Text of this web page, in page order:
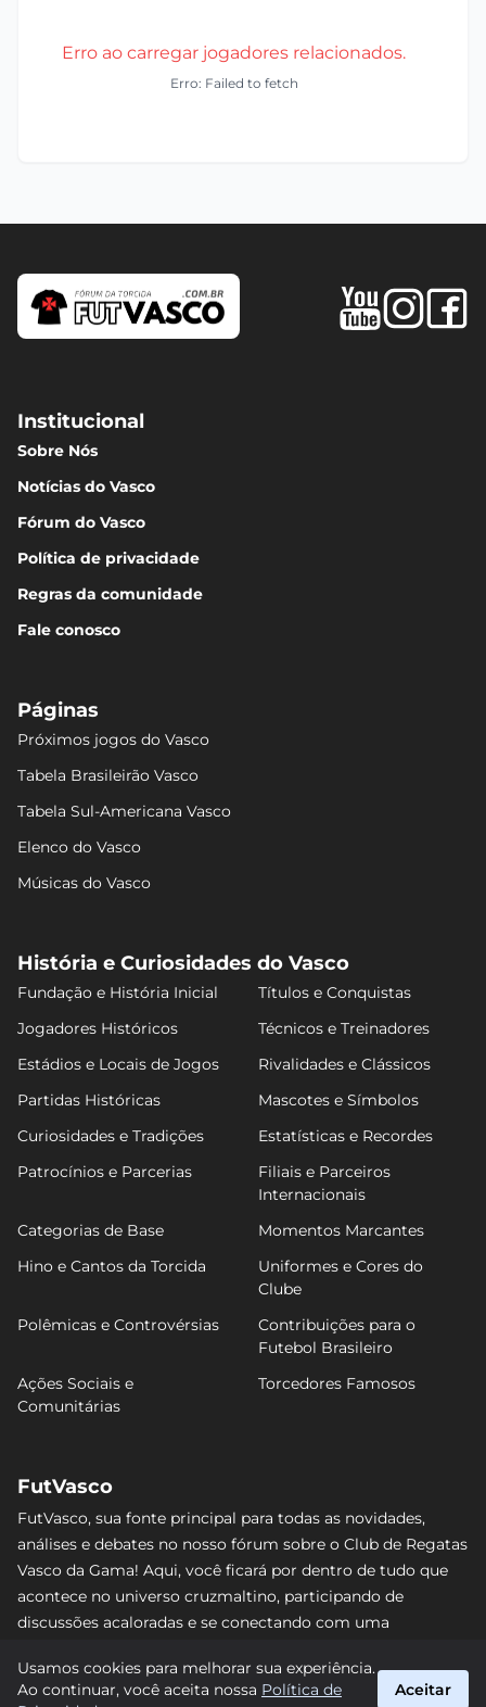
Erro ao carregar jogadores relacionados.
Erro: Failed to fetch
Institucional
Sobre Nós
Notícias do Vasco
Fórum do Vasco
Política de privacidade
Regras da comunidade
Fale conosco
Páginas
Próximos jogos do Vasco
Tabela Brasileirão Vasco
Tabela Sul-Americana Vasco
Elenco do Vasco
Músicas do Vasco
História e Curiosidades do Vasco
Fundação e História Inicial
Títulos e Conquistas
Jogadores Históricos
Técnicos e Treinadores
Estádios e Locais de Jogos
Rivalidades e Clássicos
Partidas Históricas
Mascotes e Símbolos
Curiosidades e Tradições
Estatísticas e Recordes
Patrocínios e Parcerias
Filiais e Parceiros
Internacionais
Categorias de Base
Momentos Marcantes
Hino e Cantos da Torcida
Uniformes e Cores do
Clube
Polêmicas e Controvérsias
Contribuições para o
Futebol Brasileiro
Ações Sociais e
Comunitárias
Torcedores Famosos
FutVasco
FutVasco, sua fonte principal para todas as novidades,
análises e debates no nosso fórum sobre o Club de Regatas
Vasco da Gama! Aqui, você ficará por dentro de tudo que
acontece no universo cruzmaltino, participando de
discussões acaloradas e se conectando com uma
nenhum lance e acompanhe de perto o caminho do Vasco
rumo às vitórias! #Vasco #FutVasco
Usamos cookies para melhorar sua experiência.
Ao continuar, você aceita nossa Política de
Aceitar